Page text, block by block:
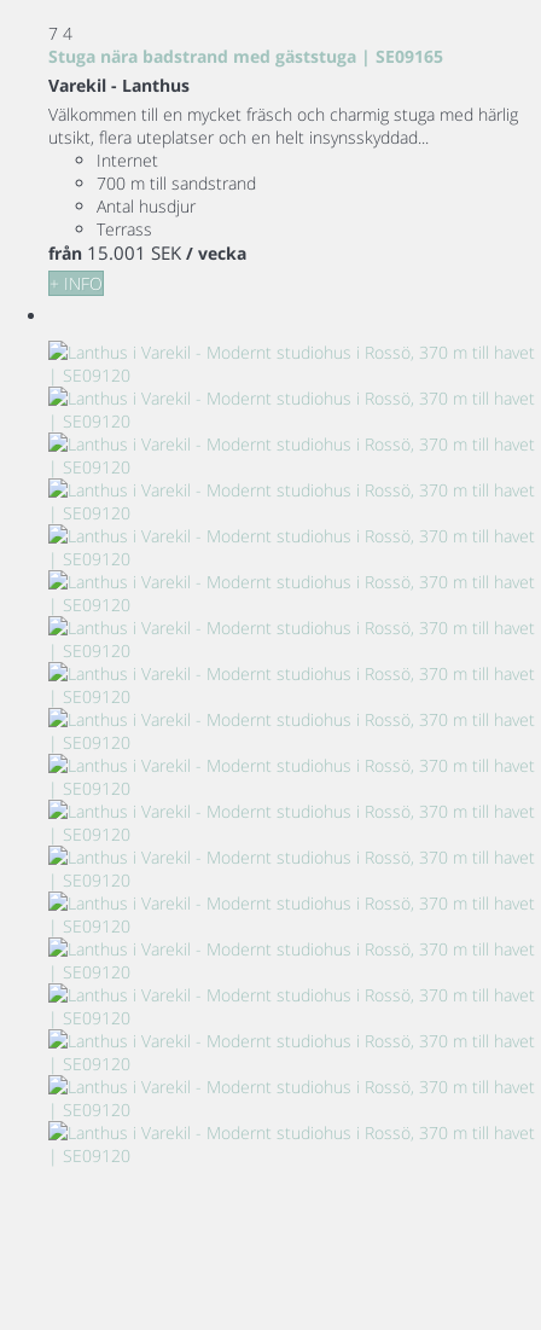
7 4
Stuga nära badstrand med gäststuga | SE09165
Varekil - Lanthus
Välkommen till en mycket fräsch och charmig stuga med härlig
utsikt, flera uteplatser och en helt insynsskyddad...
Internet
700 m till sandstrand
Antal husdjur
Terrass
från 15.001 SEK / vecka
+ INFO